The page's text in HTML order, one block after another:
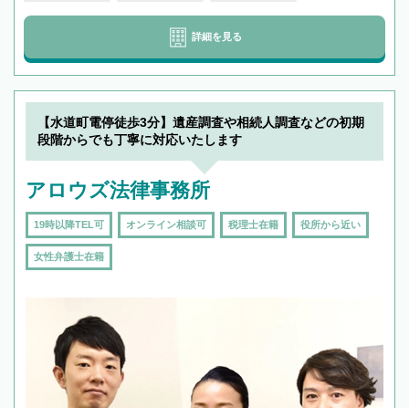
詳細を見る
【水道町電停徒歩3分】遺産調査や相続人調査などの初期
段階からでも丁寧に対応いたします
アロウズ法律事務所
19時以降TEL可 オンライン相談可 税理士在籍 役所から近い
女性弁護士在籍